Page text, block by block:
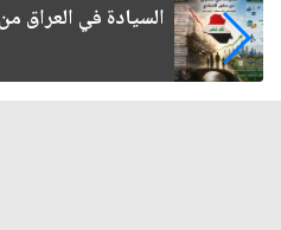
ما بعد الأربعين..